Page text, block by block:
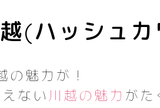
(ハッシュ
魅力が！
ない 川越の魅力 がた